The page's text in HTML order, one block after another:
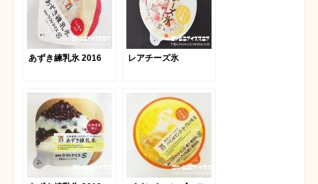
あずき練乳氷 2016 レアチーズ氷